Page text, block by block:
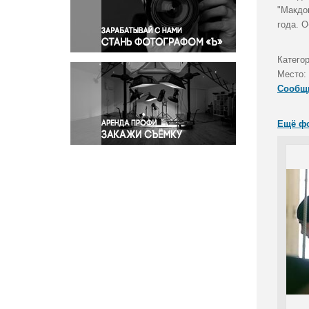
Правосудие
Происшествия и конфликты
Религия
Светская жизнь
Спорт
Экология
Экономика и бизнес
года.
Место:
Ещё